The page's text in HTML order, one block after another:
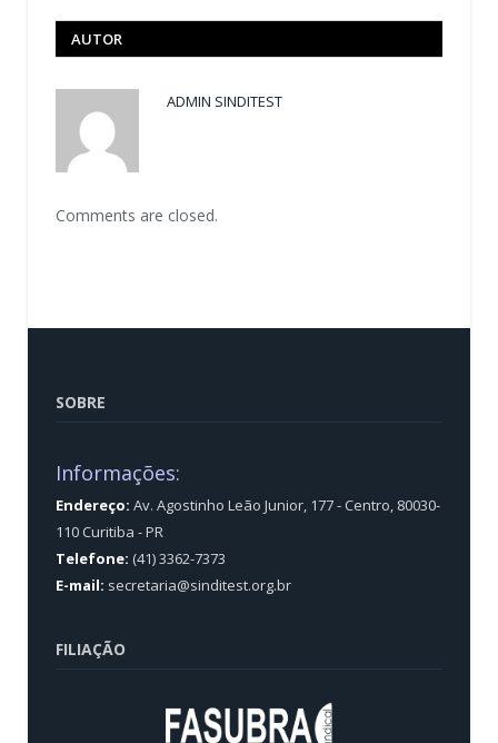
AUTOR
ADMIN SINDITEST
Comments are closed.
SOBRE
Informações:
Endereço: Av. Agostinho Leão Junior, 177 - Centro, 80030-
110 Curitiba - PR
Telefone: (41) 3362-7373
E-mail: secretaria@sinditest.org.br
FILIAÇÃO